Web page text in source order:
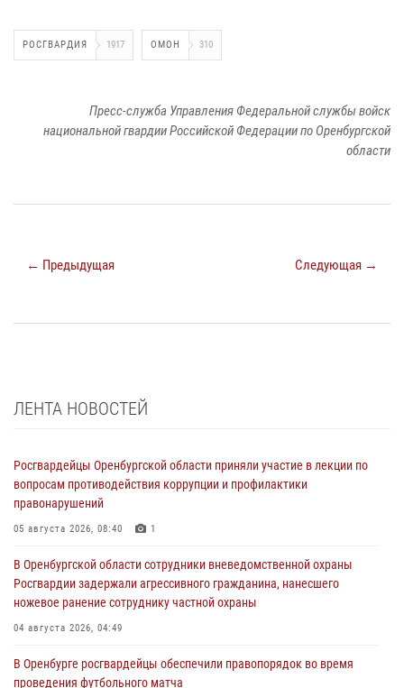
РОСГВАРДИЯ 1917 ОМОН 310
Пресс-служба Управления Федеральной службы войск
национальной гвардии Российской Федерации по Оренбургской
области
← Предыдущая Следующая →
ЛЕНТА НОВОСТЕЙ
Росгвардейцы Оренбургской области приняли участие в лекции по
вопросам противодействия коррупции и профилактики
правонарушений
05 августа 2026, 08:40 1
В Оренбургской области сотрудники вневедомственной охраны
Росгвардии задержали агрессивного гражданина, нанесшего
ножевое ранение сотруднику частной охраны
04 августа 2026, 04:49
В Оренбурге росгвардейцы обеспечили правопорядок во время
проведения футбольного матча